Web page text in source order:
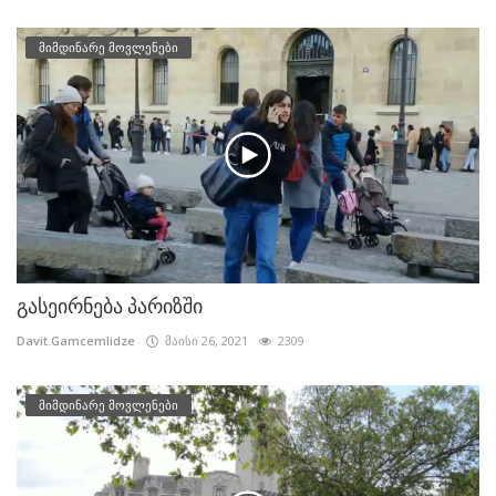
მიმდინარე მოვლენები
გასეირნება პარიზში
Davit.Gamcemlidze მაისი 26, 2021 2309
მიმდინარე მოვლენები